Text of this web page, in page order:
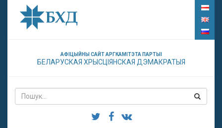
АФІЦЫЙНЫ САЙТ АРГКАМІТЭТА ПАРТЫІ
БЕЛАРУСКАЯ ХРЫСЦІЯНСКАЯ ДЭМАКРАТЫЯ